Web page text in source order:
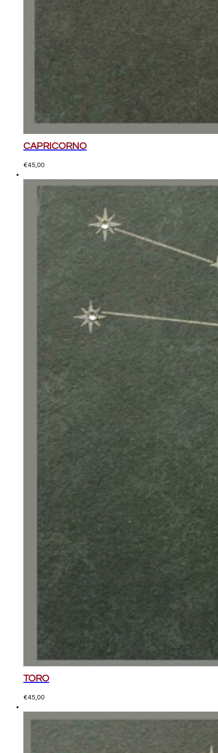
CAPRICORNO
€45,00
TORO
€45,00